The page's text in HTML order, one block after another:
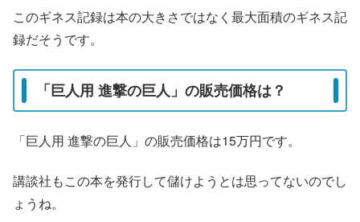
このギネス記録は本の大きさではなく最大面積のギネス記
録だそうです。
「巨人用 進撃の巨人」の販売価格は？
「巨人用 進撃の巨人」の販売価格は15万円です。
講談社もこの本を発行して儲けようとは思ってないのでし
ょうね。